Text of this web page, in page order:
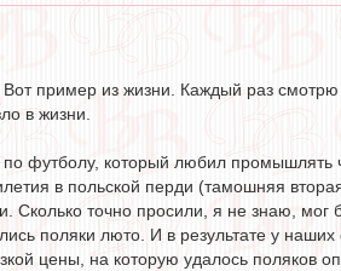
Вот пример из жизни. Каждый раз
в жизни.
футболу, который любил промышлять
в польской перди (тамошняя
Сколько точно просили, я не знаю, мог
поляки люто. И в результате у наших
цены, на которую удалось поляков